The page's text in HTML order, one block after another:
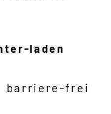
laden
barriere-frei